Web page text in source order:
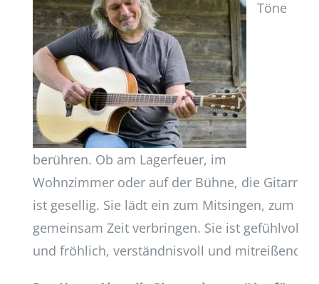
Töne
berühren. Ob am Lagerfeuer, im
Wohnzimmer oder auf der Bühne, die Gitarre
ist gesellig. Sie lädt ein zum Mitsingen, zum
gemeinsam Zeit verbringen. Sie ist gefühlvoll
und fröhlich, verständnisvoll und mitreißend.